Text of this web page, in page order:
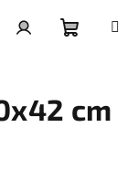
košík
cm